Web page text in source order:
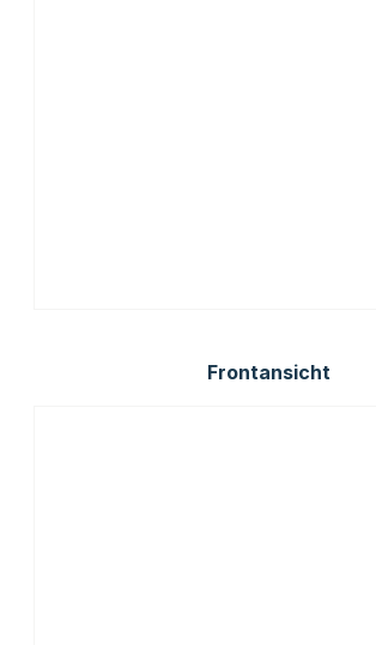
Frontansicht